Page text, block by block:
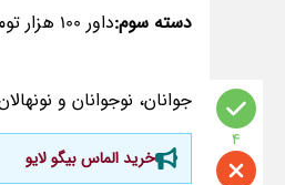
دسته سوم:داور 100 هزار تومان، کمک داور 70 هزار تومان و داور چهارم 45 هزار تومان
جوانان، نوجوانان و نونهالان:داور 60 هزار تومان، کمک داور 45 هزار تومان و داور
خرید الماس بیگو لایو
4